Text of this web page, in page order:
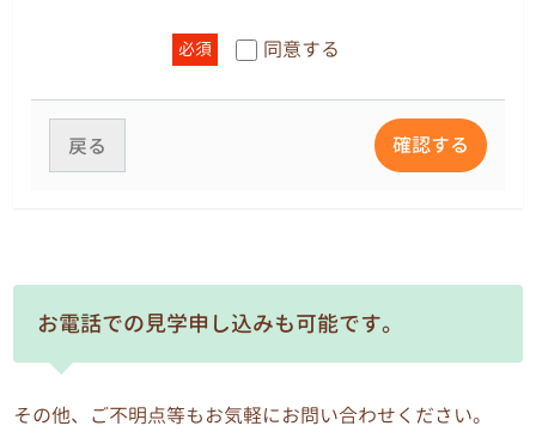
3.個人情報の提供
法令その他関係法令等に基づく場合や、本人の事
前の同意がある場合は、他へ提供することがあり
ます。
わせ、開示請求には応じません。開示手続きは各
園が窓口となります。
5.個人情報の安全な管理
必須 同意する
戻る 確認する
お電話での見学申し込みも可能です。
その他、ご不明点等もお気軽にお問い合わせください。